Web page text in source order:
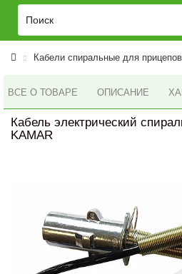
Кабели спиральные для прицепов
ВСЕ О ТОВАРЕ ОПИСАНИЕ
Кабель электрический
KAMAR